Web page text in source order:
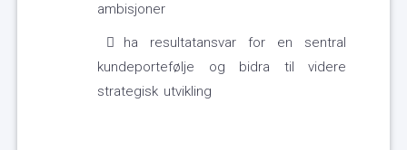
ambisjoner
ha resultatansvar for en sentral
kundeportefølje og bidra til videre
strategisk utvikling